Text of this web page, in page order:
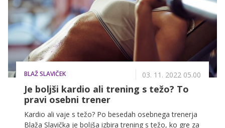
BLAŽ SLAVIČEK 03. 11. 2022 05.00
Je boljši kardio ali trening s težo? To
pravi osebni trener
Kardio ali vaje s težo? Po besedah osebnega trenerja
Blaža Slavička je boljša izbira trening s težo, ko gre za